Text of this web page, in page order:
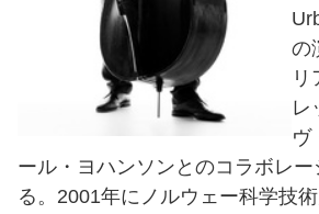
の
リ
レ
ヴ
ール・ヨハンソンとのコラボレ
る。2001年にノルウェー科学技